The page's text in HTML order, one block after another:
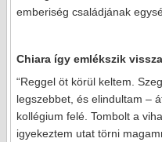
emberiség családjának
Chiara így emlékszik
“Reggel öt körül keltem.
legszebbet, és elindultam –
kollégium felé. Tombolt a
igyekeztem utat törni